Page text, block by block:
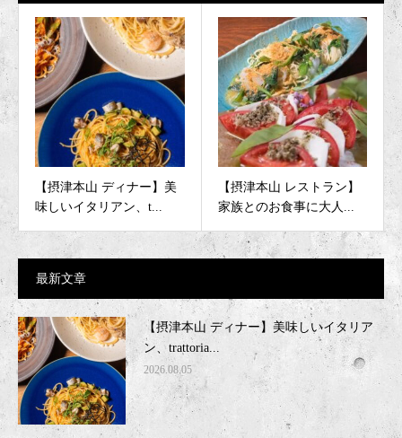
【摂津本山 ディナー】美
味しいイタリアン、t...
【摂津本山 レストラン】
家族とのお食事に大人...
最新文章
【摂津本山 ディナー】美味しいイタリア
ン、trattoria...
2026.08.05